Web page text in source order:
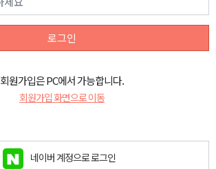
로그인
회원가입은 PC에서 가능합니다.
회원가입 화면으로 이동
네이버 계정으로 로그인